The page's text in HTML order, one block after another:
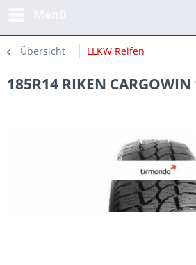
Übersicht LLKW Reifen
185R14 RIKEN CARGOWIN